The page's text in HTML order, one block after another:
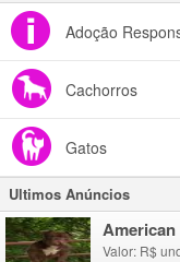
Adoção
Cachorros
Gatos
Ultimos Anúncios
Valor: R$